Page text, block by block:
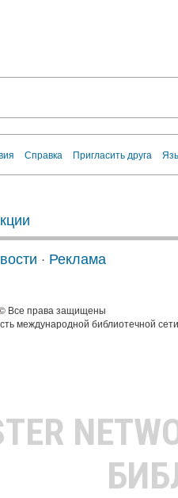
Справка Пригласить друга
· Реклама
Все права защищены
международной библиотечной